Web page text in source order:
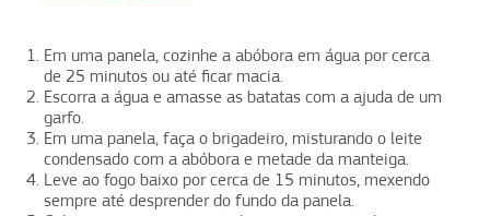
Em uma panela, cozinhe a abóbora em água por cerca
de 25 minutos ou até ficar macia.
Escorra a água e amasse as batatas com a ajuda de um
garfo.
Em uma panela, faça o brigadeiro, misturando o leite
condensado com a abóbora e metade da manteiga.
Leve ao fogo baixo por cerca de 15 minutos, mexendo
sempre até desprender do fundo da panela.